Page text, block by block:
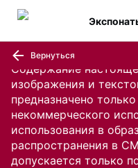
Содержание
изображения и
предназначено
некоммерческого
использования в
распространения в
допускается только
Вернуться